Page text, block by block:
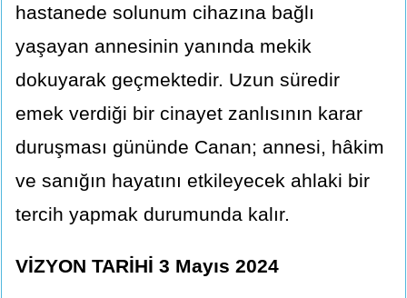
hastanede solunum cihazına bağlı
yaşayan annesinin yanında mekik
dokuyarak geçmektedir. Uzun süredir
emek verdiği bir cinayet zanlısının karar
duruşması gününde Canan; annesi, hâkim
ve sanığın hayatını etkileyecek ahlaki bir
tercih yapmak durumunda kalır.
VİZYON TARİHİ 3 Mayıs 2024